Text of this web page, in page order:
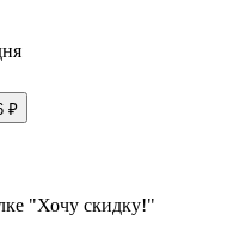
₽
"Хочу скидку!"